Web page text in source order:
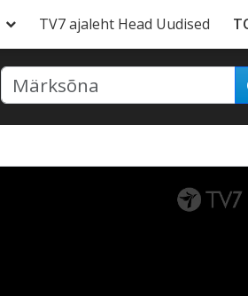
TV7 ajaleht Head Uudised